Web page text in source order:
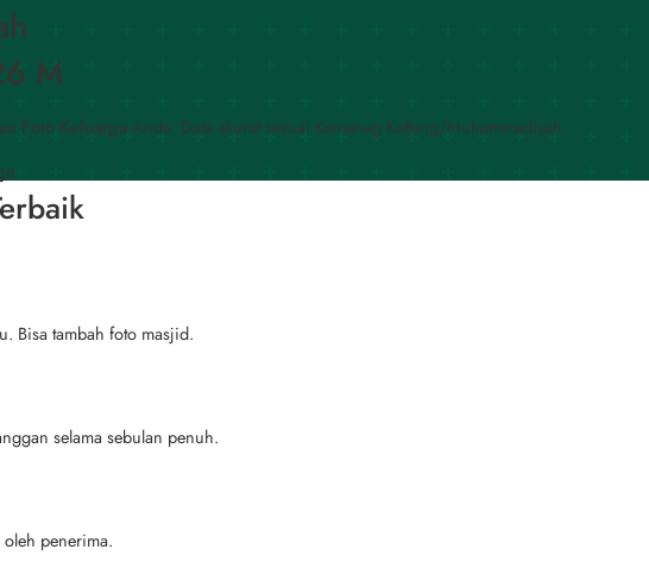
M
Foto Keluarga Anda. Data akurat sesuai Kemenag Kalteng/Muhammadiyah.
Bisa tambah foto masjid.
selama sebulan penuh.
penerima.